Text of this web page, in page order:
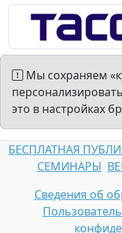
Мы сохраняем
это в настройках
БЕСПЛАТНАЯ
СЕМИНАРЫ
Сведения об